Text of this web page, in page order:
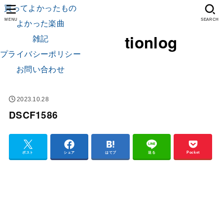
tionlog
買ってよかったもの
よかった楽曲
雑記
プライバシーポリシー
お問い合わせ
SEARCH
MENU
2023.10.28
DSCF1586
ポスト シェア はてブ 送る Pocket